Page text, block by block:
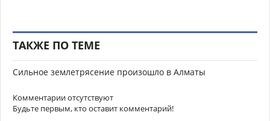
ТАКЖЕ ПО ТЕМЕ
Сильное землетрясение произошло в Алматы
Комментарии отсутствуют
Будьте первым, кто оставит комментарий!